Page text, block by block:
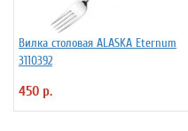
Вилка столовая ALASKA Eternum
3110392
450 р.